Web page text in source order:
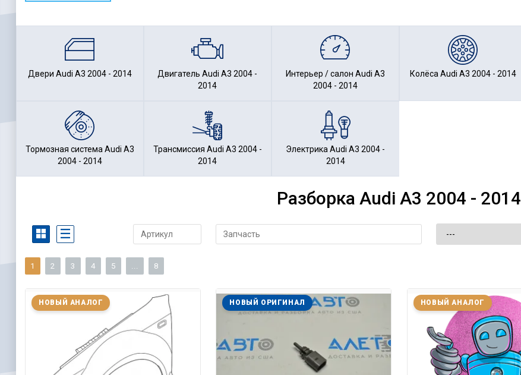
Двери Audi A3 2004 - 2014
Двигатель Audi A3 2004 -
2014
Интерьер / салон Audi A3
2004 - 2014
Колёса Audi A3 2004 - 2014
Тормозная система Audi A3
2004 - 2014
Трансмиссия Audi A3 2004 -
2014
Электрика Audi A3 2004 -
2014
Разборка Audi A3 2004 - 2014
1 2 3 4 5 8
НОВЫЙ АНАЛОГ НОВЫЙ ОРИГИНАЛ НОВЫЙ АНАЛОГ